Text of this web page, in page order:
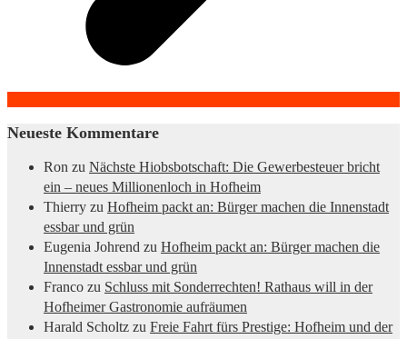
Neueste Kommentare
Ron zu Nächste Hiobsbotschaft: Die Gewerbesteuer bricht
ein – neues Millionenloch in Hofheim
Thierry zu Hofheim packt an: Bürger machen die Innenstadt
essbar und grün
Eugenia Johrend zu Hofheim packt an: Bürger machen die
Innenstadt essbar und grün
Franco zu Schluss mit Sonderrechten! Rathaus will in der
Hofheimer Gastronomie aufräumen
Harald Scholtz zu Freie Fahrt fürs Prestige: Hofheim und der